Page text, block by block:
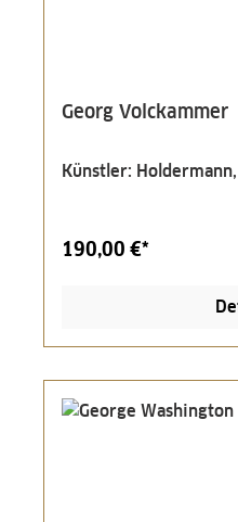
Georg Volckammer
Künstler:
190,00 €*